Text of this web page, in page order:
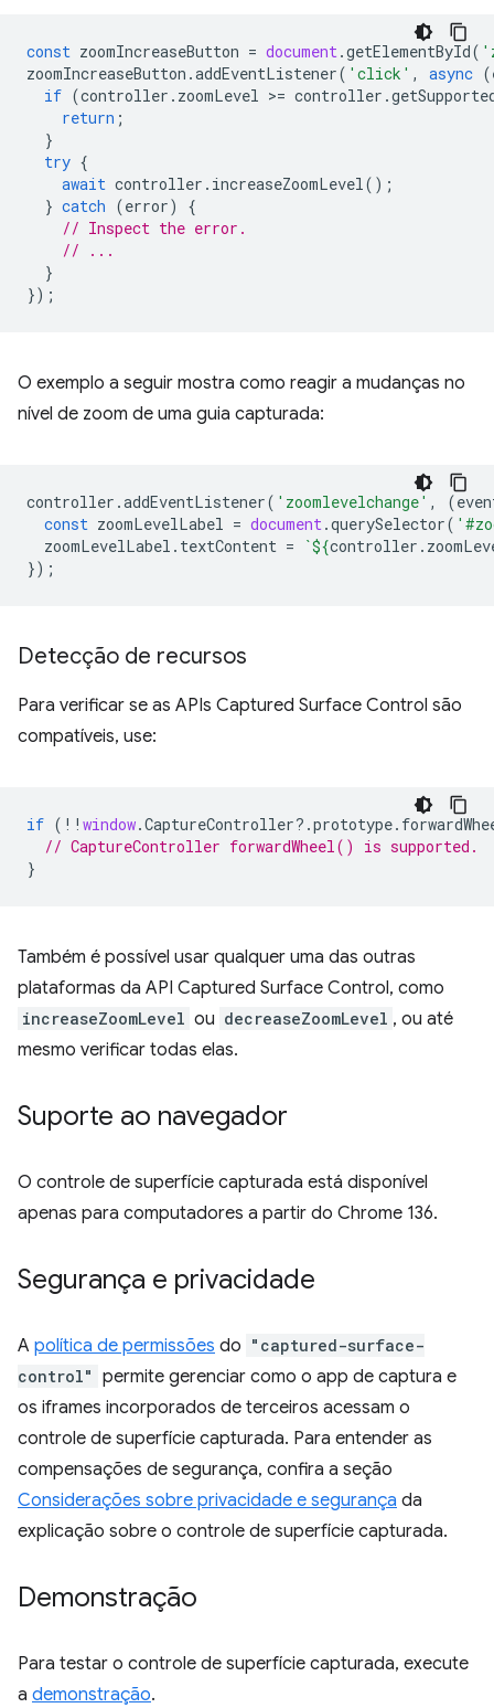
const zoomIncreaseButton = document.getElementById(
zoomIncreaseButton .addEventListener( 'click' , async (
if (controller . zoomLevel >= controller .
return ;
}
try {
await controller . increaseZoomLevel();
} catch (error)
{
// Inspect the error.
// ...
}
});
O exemplo a seguir mostra como reagir a mudanças no
nível de zoom de uma guia capturada:
controller .addEventListener( 'zoomlevelchange' , (
const zoomLevelLabel = document.querySelector(
zoomLevelLabel . textContent = `${controller .
});
Detecção de recursos
Para verificar se as APIs Captured Surface Control são
compatíveis, use:
if ( !! window.CaptureController? .prototype.
// CaptureController forwardWheel() is supported.
}
Também é possível usar qualquer uma das outras
plataformas da API Captured Surface Control, como
increaseZoomLevel ou decreaseZoomLevel , ou até
mesmo verificar todas elas.
Suporte ao navegador
O controle de superfície capturada está disponível
apenas para computadores a partir do Chrome 136.
Segurança e privacidade
A política de permissões do "captured-surface-
control" permite gerenciar como o app de captura e
os iframes incorporados de terceiros acessam o
controle de superfície capturada. Para entender as
compensações de segurança, confira a seção
Considerações sobre privacidade e segurança da
explicação sobre o controle de superfície capturada.
Demonstração
Para testar o controle de superfície capturada, execute
a demonstração.